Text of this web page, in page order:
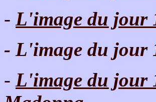
- L'image du jour
- L'image du jour
- L'image du jour